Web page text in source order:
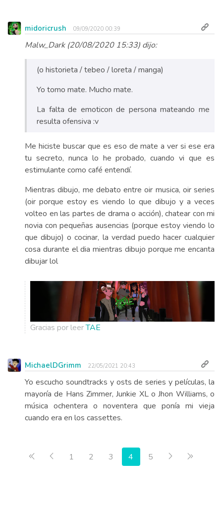
midoricrush 09/09/2020 00:39
Malw_Dark (20/08/2020 15:33) dijo:
(o historieta / tebeo / loreta / manga)
Yo tomo mate. Mucho mate.
La falta de emoticon de persona mateando me
resulta ofensiva :v
Me hiciste buscar que es eso de mate a ver si ese era
tu secreto, nunca lo he probado, cuando vi que es
estimulante como café entendí.
Mientras dibujo, me debato entre oir musica, oir series
(oir porque estoy es viendo lo que dibujo y a veces
volteo en las partes de drama o acción), chatear con mi
novia con pequeñas ausencias (porque estoy viendo lo
que dibujo) o cocinar, la verdad puedo hacer cualquier
cosa durante el dia mientras dibujo porque me encanta
dibujar lol
Gracias por leerTAE
MichaelDGrimm 22/05/2021 20:43
Yo escucho soundtracks y osts de series y películas, la
mayoría de Hans Zimmer, Junkie XL o Jhon Williams, o
música ochentera o noventera que ponía mi vieja
cuando era en los cassettes.
Primera página
Anterior
1 2 3 4 5 Siguiente